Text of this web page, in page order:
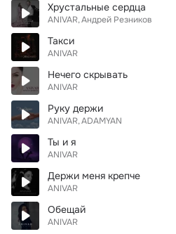
Хрустальные сердца
ANIVAR Андрей Резников
Такси
ANIVAR
Нечего скрывать
ANIVAR
Руку держи
ANIVAR ADAMYAN
Ты и я
ANIVAR
Держи меня крепче
ANIVAR
Обещай
ANIVAR